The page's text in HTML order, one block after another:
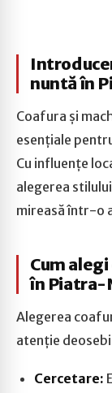
nuntă în
Coafura și
esențiale
Cu influențe
alegerea
mireasă într-o
Cum
în Piatra-
Alegerea
atenție
Cercetare: